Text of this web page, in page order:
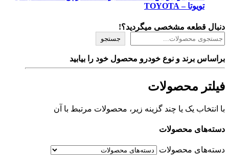
تویوتا – TOYOTA
دنبال قطعه مشخصی میگردید؟!
جستجو
براساس برند و نوع خودرو محصول خود را بیابید
فیلتر محصولات
با انتخاب یک یا چند گزینه زیر، محصولات مرتبط با آن
دسته‌های محصولات
دسته‌های محصولات